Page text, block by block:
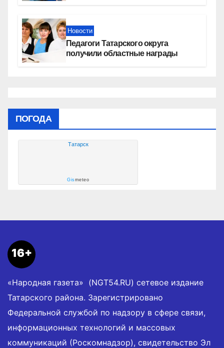
Новости
Педагоги Татарского округа
получили областные награды
ПОГОДА
Татарск
Gismeteo
16+
«Народная газета» (NGT54.RU) сетевое издание
Татарского района. Зарегистрировано
Федеральной службой по надзору в сфере связи,
информационных технологий и массовых
коммуникаций (Роскомнадзор), свидетельство Эл